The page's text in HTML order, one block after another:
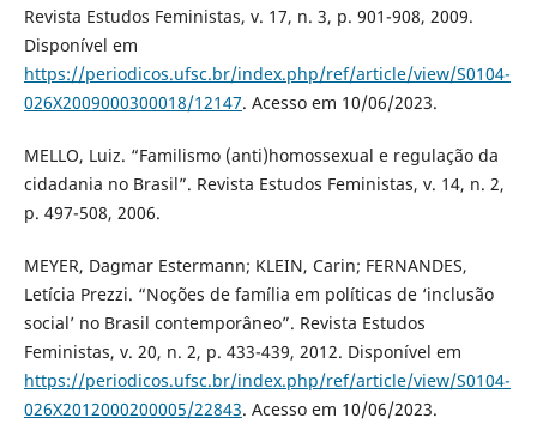
Revista Estudos Feministas, v. 17, n. 3, p. 901-908, 2009.
Disponível em
https://periodicos.ufsc.br/index.php/ref/article/view/S0104-
026X2009000300018/12147. Acesso em 10/06/2023.
MELLO, Luiz. “Familismo (anti)homossexual e regulação da
cidadania no Brasil”. Revista Estudos Feministas, v. 14, n. 2,
p. 497-508, 2006.
MEYER, Dagmar Estermann; KLEIN, Carin; FERNANDES,
Letícia Prezzi. “Noções de família em políticas de ‘inclusão
social’ no Brasil contemporâneo”. Revista Estudos
Feministas, v. 20, n. 2, p. 433-439, 2012. Disponível em
https://periodicos.ufsc.br/index.php/ref/article/view/S0104-
026X2012000200005/22843. Acesso em 10/06/2023.